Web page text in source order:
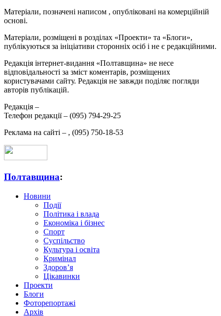
Матеріали, позначені написом , опубліковані на комерційній
основі.
Матеріали, розміщені в розділах «Проекти» та «Блоги»,
публікуються за ініціативи сторонніх осіб і не є редакційними.
Редакція інтернет-видання «Полтавщина» не несе
відповідальності за зміст коментарів, розміщених
користувачами сайту. Редакція не завжди поділяє погляди
авторів публікацій.
Редакція –
Телефон редакції – (095) 794-29-25
Реклама на сайті – , (095) 750-18-53
Полтавщина:
Новини
Події
Політика і влада
Економіка і бізнес
Спорт
Суспільство
Культура і освіта
Кримінал
Здоров’я
Цікавинки
Проекти
Блоги
Фоторепортажі
Архів